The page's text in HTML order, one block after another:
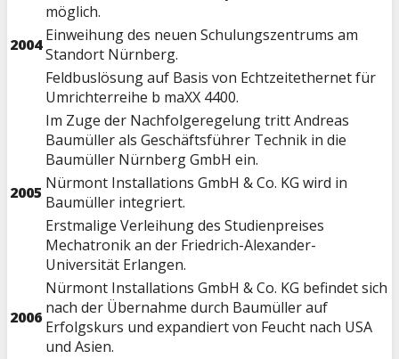
möglich.
2004 Einweihung des neuen Schulungszentrums am
Standort Nürnberg.
Feldbuslösung auf Basis von Echtzeitethernet für
Umrichterreihe b maXX 4400.
Im Zuge der Nachfolgeregelung tritt Andreas
Baumüller als Geschäftsführer Technik in die
Baumüller Nürnberg GmbH ein.
2005 Nürmont Installations GmbH & Co. KG wird in
Baumüller integriert.
Erstmalige Verleihung des Studienpreises
Mechatronik an der Friedrich-Alexander-
Universität Erlangen.
2006
Nürmont Installations GmbH & Co. KG befindet sich
nach der Übernahme durch Baumüller auf
Erfolgskurs und expandiert von Feucht nach USA
und Asien.